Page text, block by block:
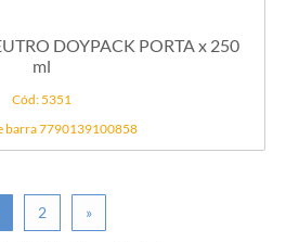
DOYPACK PORTA x 250
ml
Cód: 5351
barra 7790139100858
2 »